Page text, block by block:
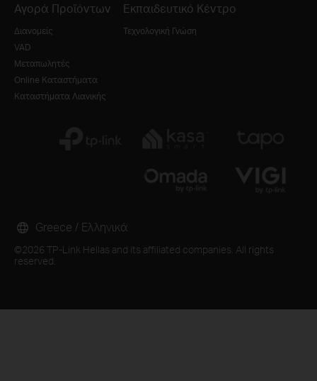
Αγορά Προϊόντων
Διανομείς
VAD
Μεταπωλητές
Online Καταστήματα
Καταστήματα Λιανικής
Εκπαιδευτικό Κέντρο
Τεχνολογική Γνώση
©2026 TP-Link Hellas and its affiliated companies. All rights
reserved.
Greece / Ελληνικά